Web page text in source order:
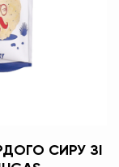
СИРУ ЗІ